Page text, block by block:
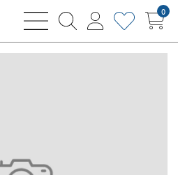
bars
thin
magnifying
thin
user
heart0